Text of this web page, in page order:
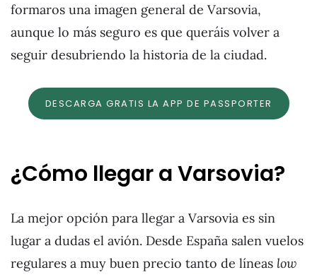
formaros una imagen general de Varsovia,
aunque lo más seguro es que queráis volver a
seguir desubriendo la historia de la ciudad.
DESCARGA GRATIS LA APP DE PASSPORTER
¿Cómo llegar a Varsovia?
La mejor opción para llegar a Varsovia es sin
lugar a dudas el avión. Desde España salen vuelos
regulares a muy buen precio tanto de líneas low